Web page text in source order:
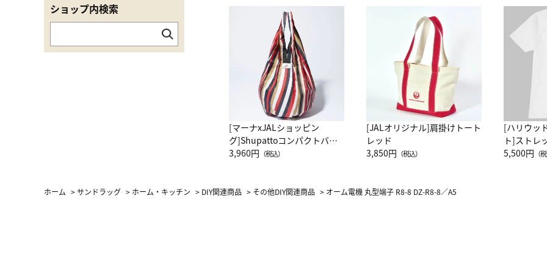
[マーナxJALショッピン
グ]Shupattoコンパクトバッ
グ Drop JAL客室乗務員
3,960円 （税込）
[JALオリジナル]肩掛けトート
レッド
3,850円 （税込）
[ハリウッ
ト]ストレ
ーネック
5,500円 （
ショップ内検索
ホーム >サンドラッグ > ホーム・キッチン > DIY関連商品 > その他DIY関連商品 > オーム電機 丸型端子 R8-8 DZ-R8-8／A5